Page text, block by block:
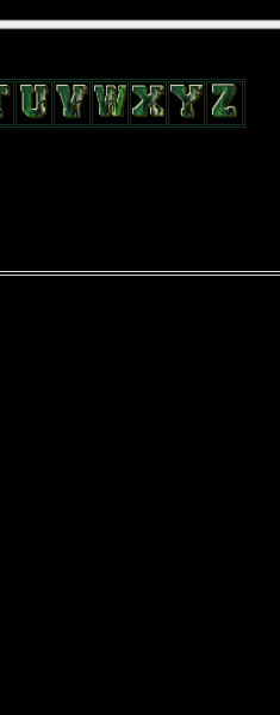
none; } .test { width:
solid #000; float: left; margin-